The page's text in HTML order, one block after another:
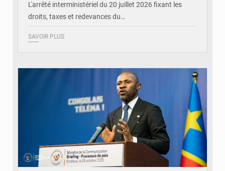
L'arrêté interministériel du 20 juillet 2026 fixant les
droits, taxes et redevances du…
SAVOIR PLUS